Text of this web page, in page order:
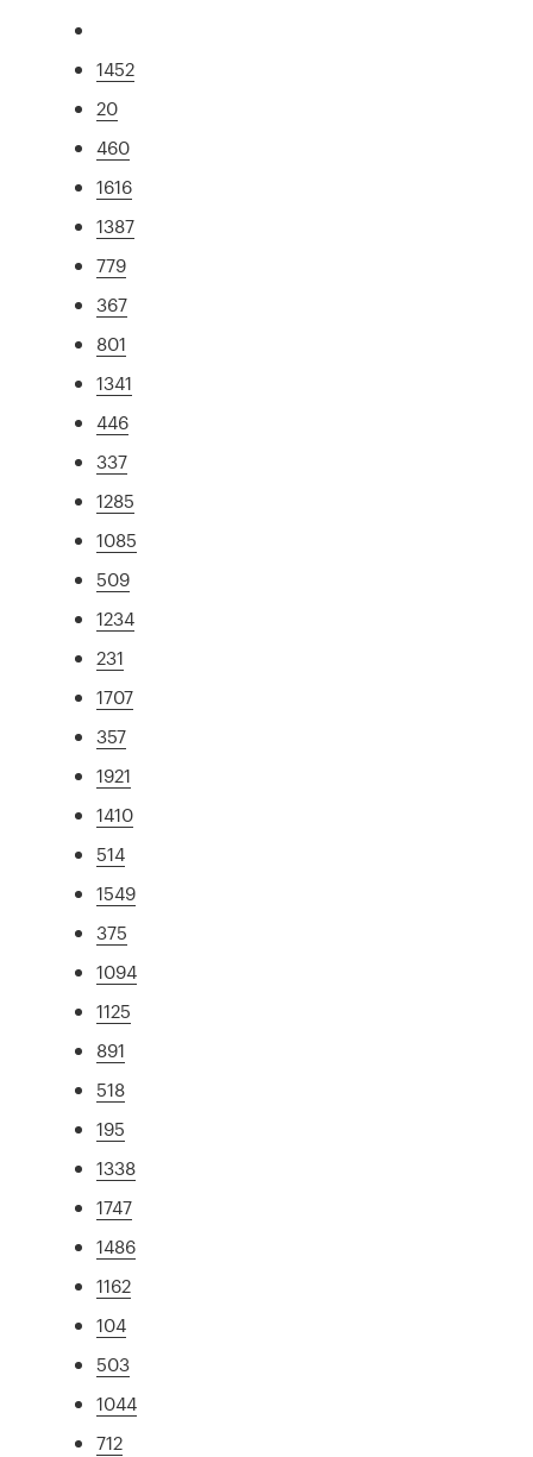
1452
20
460
1616
1387
779
367
801
1341
446
337
1285
1085
509
1234
231
1707
357
1921
1410
514
1549
375
1094
1125
891
518
195
1338
1747
1486
1162
104
503
1044
712